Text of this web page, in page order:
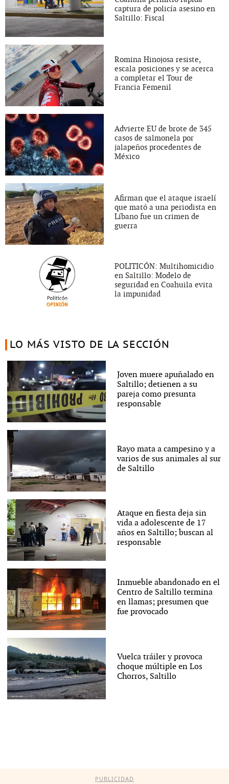
captura de policía asesino en
Saltillo: Fiscal
Romina Hinojosa resiste,
escala posiciones y se acerca
a completar el Tour de
Francia Femenil
Advierte EU de brote de 345
casos de salmonela por
jalapeños procedentes de
México
Afirman que el ataque israelí
que mató a una periodista en
Líbano fue un crimen de
guerra
POLITICÓN: Multihomicidio
en Saltillo: Modelo de
seguridad en Coahuila evita
la impunidad
LO MÁS VISTO DE LA SECCIÓN
Joven muere apuñalado en
Saltillo; detienen a su
pareja como presunta
responsable
Rayo mata a campesino y a
varios de sus animales al sur
de Saltillo
Ataque en fiesta deja sin
vida a adolescente de 17
años en Saltillo; buscan al
responsable
Inmueble abandonado en el
Centro de Saltillo termina
en llamas; presumen que
fue provocado
Vuelca tráiler y provoca
choque múltiple en Los
Chorros, Saltillo
PUBLICIDAD